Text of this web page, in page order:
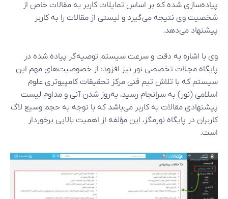
پیاده‌سازی شده که بر اساس تمایلات کاربر به مقالات خاص از
شخصیت وی نتیجه می‌گیرد و لیستی از مقالات را به کاربر
پیشنهاد می‌دهد.
وی با اشاره به دقت و سرعت سیستم توصیه‌گر پیاده شده در
پایگاه مجلات تخصصی نور نیز افزود: از خصوصیت‌های مهم این
سیستم که با تلاش تیم فنی مرکز تحقیقات کامپیوتری علوم
اسلامی (نور) به سرانجام رسید، به‌روز شدن آنی و مداوم لیست
پیشنهادی مقالات به کاربر می‌باشد که با توجه به حجم وسیع لاگ
کاربران در پایگاه نورمگز، این مؤلفه از اهمیت بالایی برخوردار
است.